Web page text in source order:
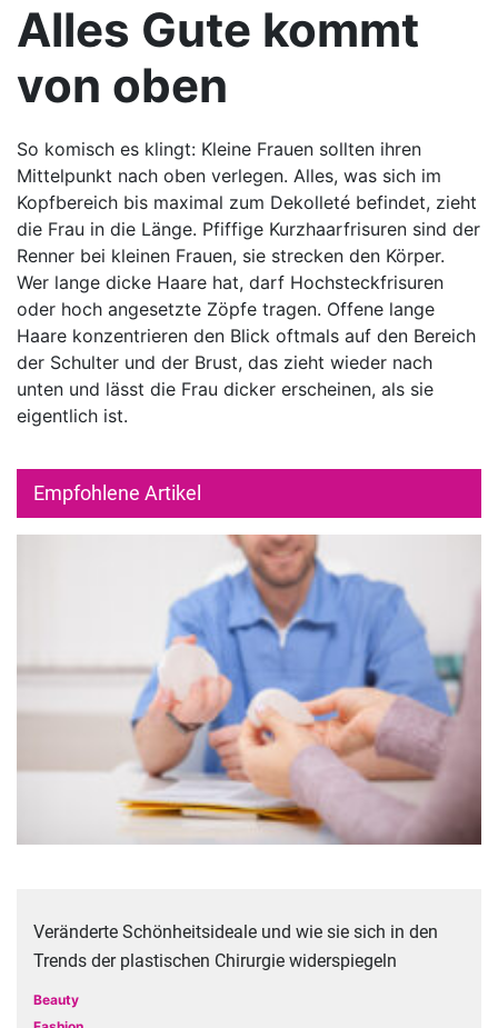
Alles Gute kommt
von oben
So komisch es klingt: Kleine Frauen sollten ihren
Mittelpunkt nach oben verlegen. Alles, was sich im
Kopfbereich bis maximal zum Dekolleté befindet, zieht
die Frau in die Länge. Pfiffige Kurzhaarfrisuren sind der
Renner bei kleinen Frauen, sie strecken den Körper.
Wer lange dicke Haare hat, darf Hochsteckfrisuren
oder hoch angesetzte Zöpfe tragen. Offene lange
Haare konzentrieren den Blick oftmals auf den Bereich
der Schulter und der Brust, das zieht wieder nach
unten und lässt die Frau dicker erscheinen, als sie
eigentlich ist.
Empfohlene Artikel
Veränderte Schönheitsideale und wie sie sich in den
Trends der plastischen Chirurgie widerspiegeln
Beauty